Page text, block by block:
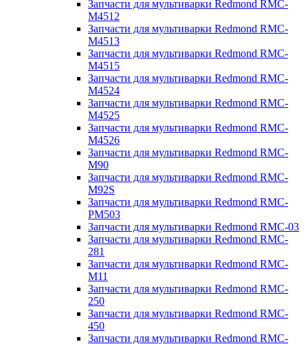
Запчасти для мультиварки Redmond RMC-
M4512
Запчасти для мультиварки Redmond RMC-
M4513
Запчасти для мультиварки Redmond RMC-
M4515
Запчасти для мультиварки Redmond RMC-
M4524
Запчасти для мультиварки Redmond RMC-
M4525
Запчасти для мультиварки Redmond RMC-
M4526
Запчасти для мультиварки Redmond RMC-
M90
Запчасти для мультиварки Redmond RMC-
M92S
Запчасти для мультиварки Redmond RMC-
PM503
Запчасти для мультиварки Redmond RMC-03
Запчасти для мультиварки Redmond RMC-
281
Запчасти для мультиварки Redmond RMC-
M11
Запчасти для мультиварки Redmond RMC-
250
Запчасти для мультиварки Redmond RMC-
450
Запчасти для мультиварки Redmond RMC-